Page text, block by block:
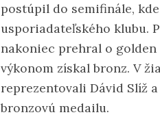
postúpil do semifinále,
usporiadateľského klubu.
nakoniec prehral o
výkonom získal bronz. V
reprezentovali Dávid Slíž
bronzovú medailu.